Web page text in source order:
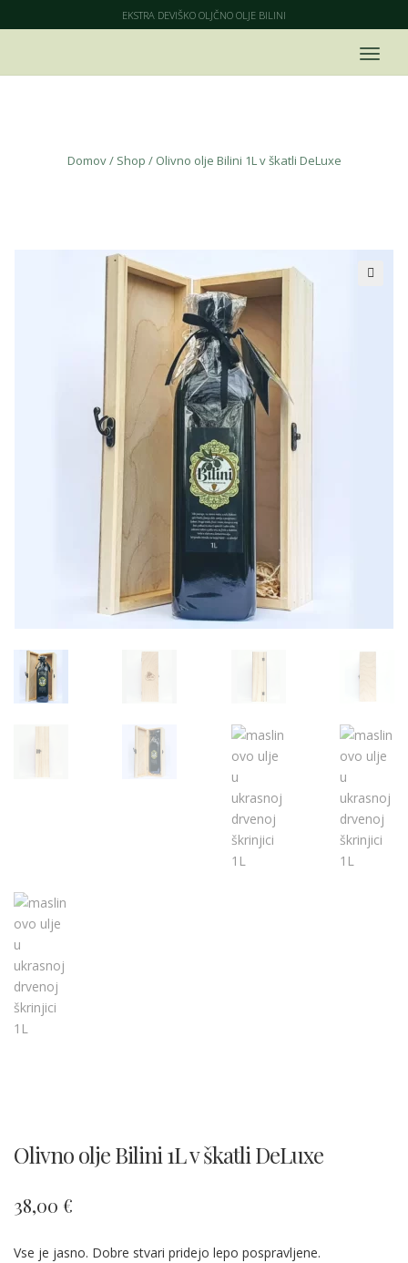
EKSTRA DEVIŠKO OLJČNO OLJE BILINI
Domov/ Shop / Olivno olje Bilini 1L v škatli DeLuxe
Olivno olje Bilini 1L v škatli DeLuxe
38,00 €
Vse je jasno. Dobre stvari pridejo lepo pospravljene.